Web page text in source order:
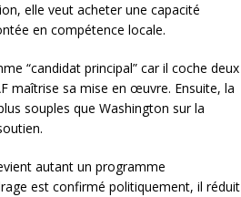
elle veut acheter une capacité
en compétence locale.
“candidat principal” car il coche deux
maîtrise sa mise en œuvre. Ensuite, la
souples que Washington sur la
autant un programme
est confirmé politiquement, il réduit